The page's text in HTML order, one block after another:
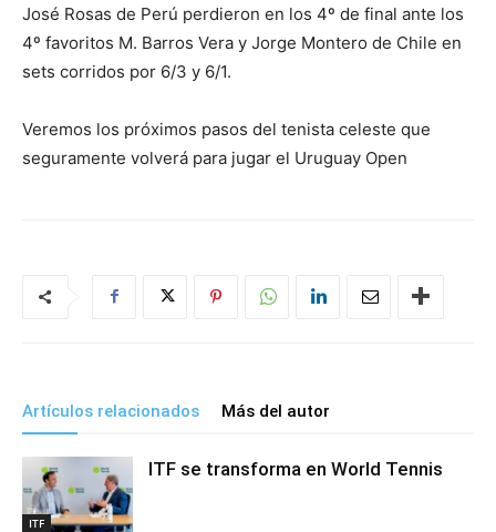
José Rosas de Perú perdieron en los 4º de final ante los
4º favoritos M. Barros Vera y Jorge Montero de Chile en
sets corridos por 6/3 y 6/1.
Veremos los próximos pasos del tenista celeste que
seguramente volverá para jugar el Uruguay Open
Artículos relacionados Más del autor
ITF
ITF se transforma en World Tennis